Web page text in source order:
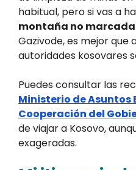
habitual, pero si vas a
montaña no marcada
Gazivode, es mejor que
autoridades kosovares
Puedes consultar las
Ministerio de Asuntos
Cooperación del
de viajar a Kosovo,
exageradas.